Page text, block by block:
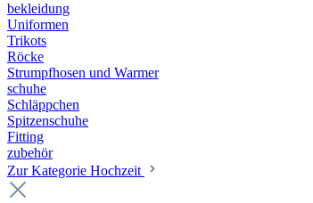
bekleidung
Uniformen
Trikots
Röcke
Strumpfhosen und Warmer
schuhe
Schläppchen
Spitzenschuhe
Fitting
zubehör
Zur Kategorie Hochzeit